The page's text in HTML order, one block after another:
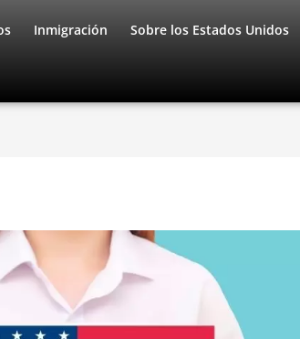
Inmigración Sobre los Estados Unidos